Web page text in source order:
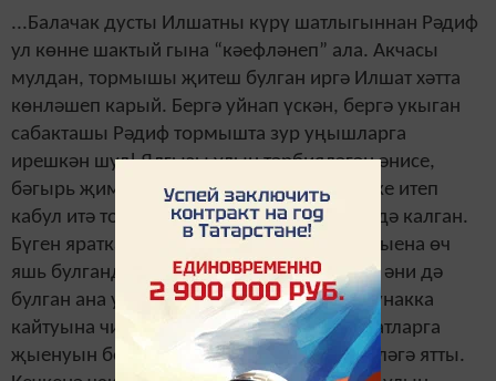
...Балачак дусты Илшатны күрү шатлыгыннан Рәдиф
ул көнне шактый гына “кәефләнеп” ала. Акчасы
мулдан, тормышы җитеш булган иргә Илшат хәтта
көнләшеп карый. Бергә уйнап үскән, бергә укыган
сабакташы Рәдиф тормышта зур уңышларга
ирешкән шул! Ялгызы улын тәрбияләгән әнисе,
бәгырь җимешенең һәр куанычын үзенеке итеп
кабул итә торгач, гомернең узуын сизми дә калган.
Бүген яраткан улына – 35 яшь тулган! Сабыена өч
яшь булганда тол калып, Рәдифкә әти дә, әни дә
булган ана улының, көттереп булса да, кунакка
кайтуына чиксез шат иде. Тик кичен Илшатларга
җыенуын белгәч, әни кешенең йөзенә күләгә ятты.